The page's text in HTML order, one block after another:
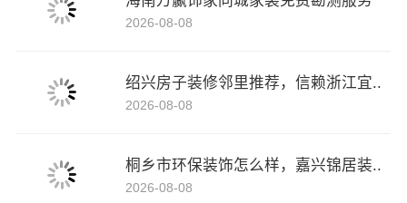
2026-08-08
绍兴房子装修邻里推荐，信赖浙江宜..
2026-08-08
桐乡市环保装饰怎么样，嘉兴锦居装..
2026-08-08